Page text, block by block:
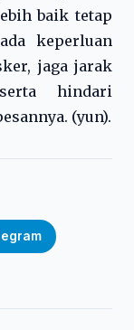
baik tetap
keperluan
jaga jarak
hindari
(yun).